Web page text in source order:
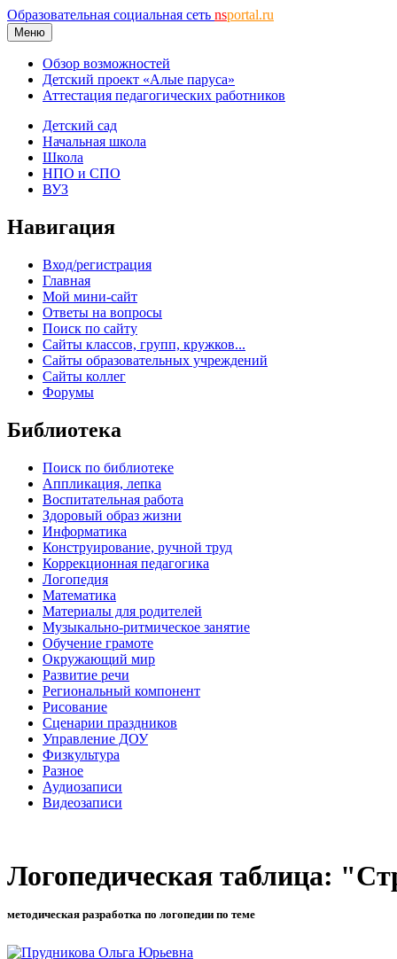
Образовательная социальная сеть nsportal.ru
Меню
Обзор возможностей
Детский проект «Алые паруса»
Аттестация педагогических работников
Детский сад
Начальная школа
Школа
НПО и СПО
ВУЗ
Навигация
Вход/регистрация
Главная
Мой мини-сайт
Ответы на вопросы
Поиск по сайту
Сайты классов, групп, кружков...
Сайты образовательных учреждений
Сайты коллег
Форумы
Библиотека
Поиск по библиотеке
Аппликация, лепка
Воспитательная работа
Здоровый образ жизни
Информатика
Конструирование, ручной труд
Коррекционная педагогика
Логопедия
Математика
Материалы для родителей
Музыкально-ритмическое занятие
Обучение грамоте
Окружающий мир
Развитие речи
Региональный компонент
Рисование
Сценарии праздников
Управление ДОУ
Физкультура
Разное
Аудиозаписи
Видеозаписи
Логопедическая таблица:
методическая разработка по логопедии по теме